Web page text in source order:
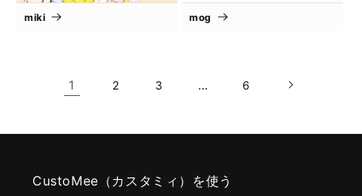
miki mog
1 2 3 … 6
CustoMee（カスタミィ）を使う